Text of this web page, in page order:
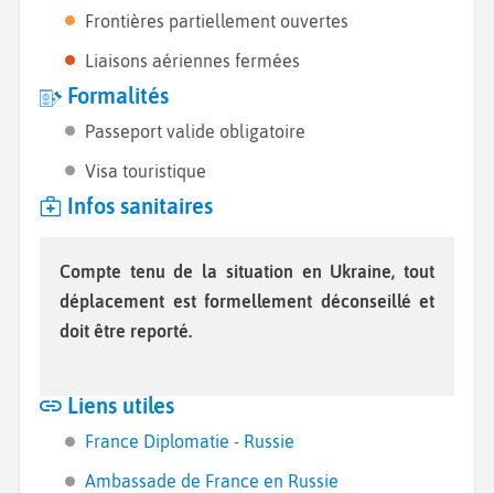
Frontières partiellement ouvertes
Liaisons aériennes fermées
Formalités
Passeport valide obligatoire
Visa touristique
Infos sanitaires
Compte tenu de la situation en Ukraine, tout
déplacement est formellement déconseillé et
doit être reporté.
Liens utiles
France Diplomatie - Russie
Ambassade de France en Russie